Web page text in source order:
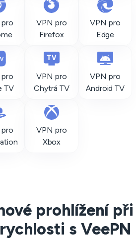
VPN pro
Firefox
VPN pro
Edge
TV
VPN pro
Chytrá TV
VPN pro
Android TV
VPN pro
Xbox
prohlížení při
s VeePN